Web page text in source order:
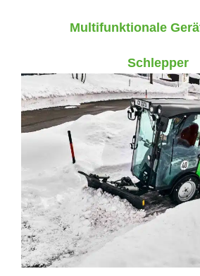
Multifunktionale
Schlepper